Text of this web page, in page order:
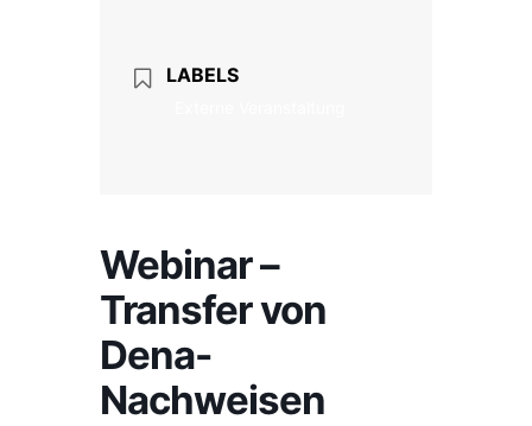
LABELS
Webinar –
Transfer von
Dena-
Nachweisen